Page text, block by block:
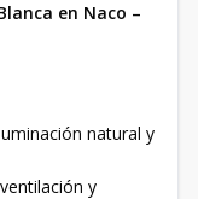
en Naco –
natural y
y